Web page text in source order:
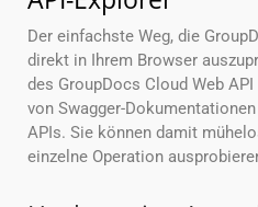
Der einfachste Weg, die
direkt in Ihrem Browser
des GroupDocs Cloud Web
von Swagger-
APIs. Sie können damit
einzelne Operation